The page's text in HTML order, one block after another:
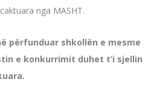
nga MASHT.
përfunduar shkollën e mesme
e konkurrimit duhet t’i sjellin